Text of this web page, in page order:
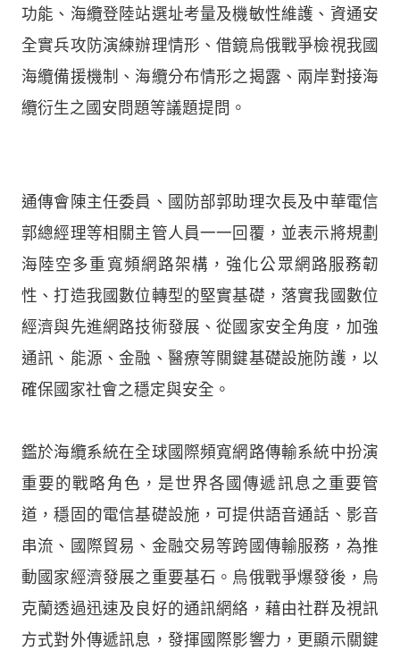
功能、海纜登陸站選址考量及機敏性維護、資通安
全實兵攻防演練辦理情形、借鏡烏俄戰爭檢視我國
海纜備援機制、海纜分布情形之揭露、兩岸對接海
纜衍生之國安問題等議題提問。
通傳會陳主任委員、國防部郭助理次長及中華電信
郭總經理等相關主管人員一一回覆，並表示將規劃
海陸空多重寬頻網路架構，強化公眾網路服務韌
性、打造我國數位轉型的堅實基礎，落實我國數位
經濟與先進網路技術發展、從國家安全角度，加強
通訊、能源、金融、醫療等關鍵基礎設施防護，以
確保國家社會之穩定與安全。
鑑於海纜系統在全球國際頻寬網路傳輸系統中扮演
重要的戰略角色，是世界各國傳遞訊息之重要管
道，穩固的電信基礎設施，可提供語音通話、影音
串流、國際貿易、金融交易等跨國傳輸服務，為推
動國家經濟發展之重要基石。烏俄戰爭爆發後，烏
克蘭透過迅速及良好的通訊網絡，藉由社群及視訊
方式對外傳遞訊息，發揮國際影響力，更顯示關鍵